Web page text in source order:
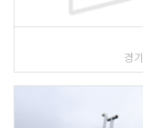
경